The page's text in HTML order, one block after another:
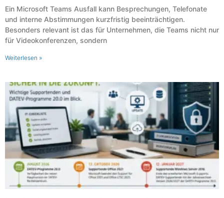
Ein Microsoft Teams Ausfall kann Besprechungen, Telefonate
und interne Abstimmungen kurzfristig beeinträchtigen.
Besonders relevant ist das für Unternehmen, die Teams nicht nur
für Videokonferenzen, sondern
Weiterlesen »